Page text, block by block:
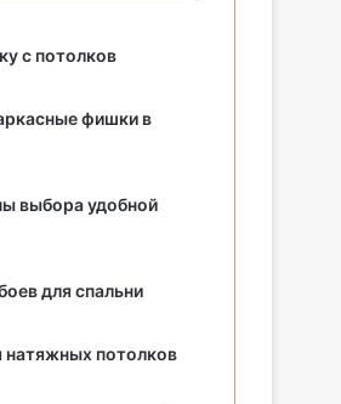
с потолков
фишки в
выбора удобной
для спальни
натяжных потолков